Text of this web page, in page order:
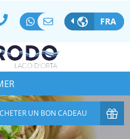
FRA
PAIEMENT 100% SÉCURISÉ
Aoû
ENFANTS
0
UN BON CADEAU